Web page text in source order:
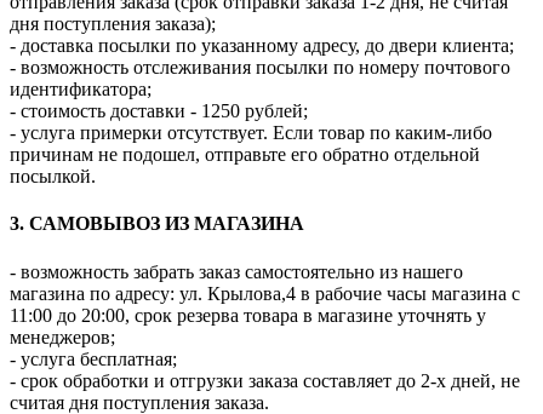
дня поступления заказа);
- доставка посылки по указанному адресу, до двери клиента;
- возможность отслеживания посылки по номеру почтового
идентификатора;
- стоимость доставки - 1250 рублей;
- услуга примерки отсутствует. Если товар по каким-либо
причинам не подошел, отправьте его обратно отдельной
посылкой.
3. САМОВЫВОЗ ИЗ МАГАЗИНА
- возможность забрать заказ самостоятельно из нашего
магазина по адресу: ул. Крылова,4 в рабочие часы магазина с
11:00 до 20:00, срок резерва товара в магазине уточнять у
менеджеров;
- услуга бесплатная;
- срок обработки и отгрузки заказа составляет до 2-х дней, не
считая дня поступления заказа.